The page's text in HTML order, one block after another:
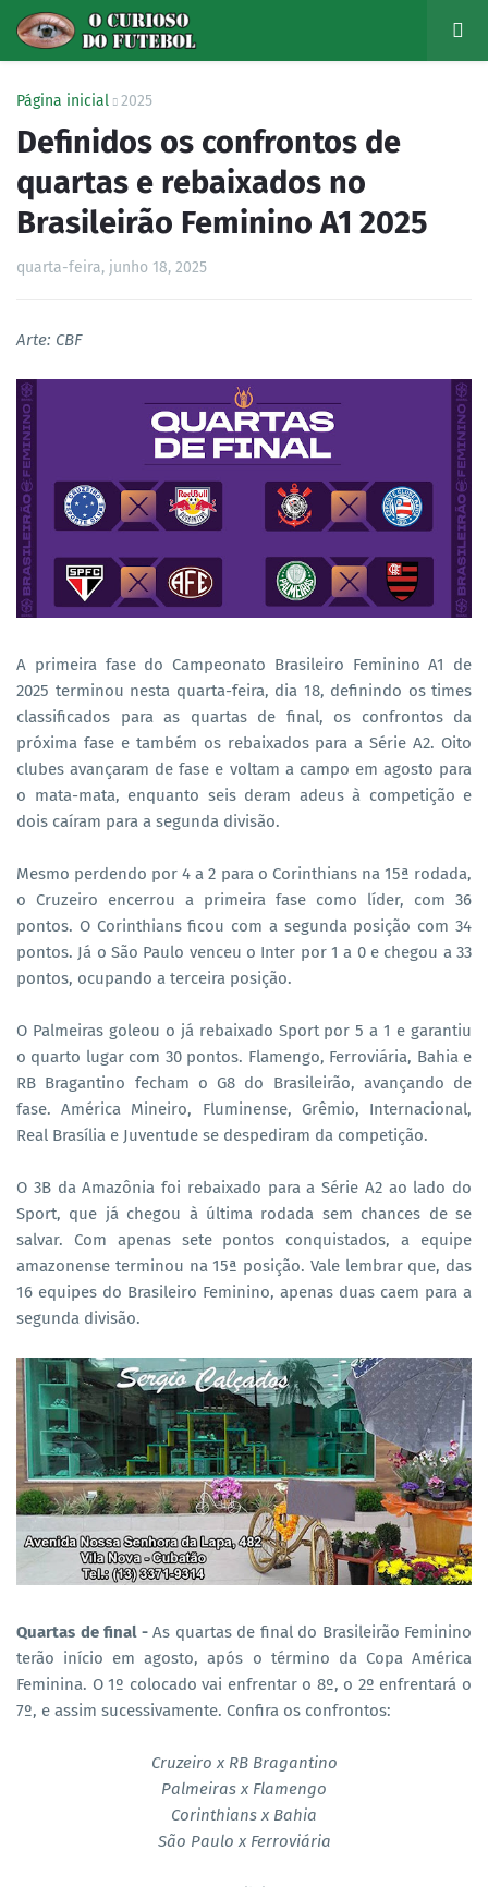
Página inicial 2025
Definidos os confrontos de
quartas e rebaixados no
Brasileirão Feminino A1 2025
quarta-feira, junho 18, 2025
Arte: CBF
A primeira fase do Campeonato Brasileiro Feminino A1 de
2025 terminou nesta quarta-feira, dia 18, definindo os times
classificados para as quartas de final, os confrontos da
próxima fase e também os rebaixados para a Série A2. Oito
clubes avançaram de fase e voltam a campo em agosto para
o mata-mata, enquanto seis deram adeus à competição e
dois caíram para a segunda divisão.
Mesmo perdendo por 4 a 2 para o Corinthians na 15ª rodada,
o Cruzeiro encerrou a primeira fase como líder, com 36
pontos. O Corinthians ficou com a segunda posição com 34
pontos. Já o São Paulo venceu o Inter por 1 a 0 e chegou a 33
pontos, ocupando a terceira posição.
O Palmeiras goleou o já rebaixado Sport por 5 a 1 e garantiu
o quarto lugar com 30 pontos. Flamengo, Ferroviária, Bahia e
RB Bragantino fecham o G8 do Brasileirão, avançando de
fase. América Mineiro, Fluminense, Grêmio, Internacional,
Real Brasília e Juventude se despediram da competição.
O 3B da Amazônia foi rebaixado para a Série A2 ao lado do
Sport, que já chegou à última rodada sem chances de se
salvar. Com apenas sete pontos conquistados, a equipe
amazonense terminou na 15ª posição. Vale lembrar que, das
16 equipes do Brasileiro Feminino, apenas duas caem para a
segunda divisão.
Quartas de final - As quartas de final do Brasileirão Feminino
terão início em agosto, após o término da Copa América
Feminina. O 1º colocado vai enfrentar o 8º, o 2º enfrentará o
7º, e assim sucessivamente. Confira os confrontos:
Cruzeiro x RB Bragantino
Palmeiras x Flamengo
Corinthians x Bahia
São Paulo x Ferroviária